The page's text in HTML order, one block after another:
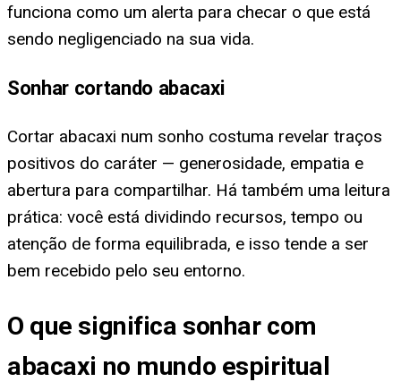
funciona como um alerta para checar o que está
sendo negligenciado na sua vida.
Sonhar cortando abacaxi
Cortar abacaxi num sonho costuma revelar traços
positivos do caráter — generosidade, empatia e
abertura para compartilhar. Há também uma leitura
prática: você está dividindo recursos, tempo ou
atenção de forma equilibrada, e isso tende a ser
bem recebido pelo seu entorno.
O que significa sonhar com
abacaxi no mundo espiritual